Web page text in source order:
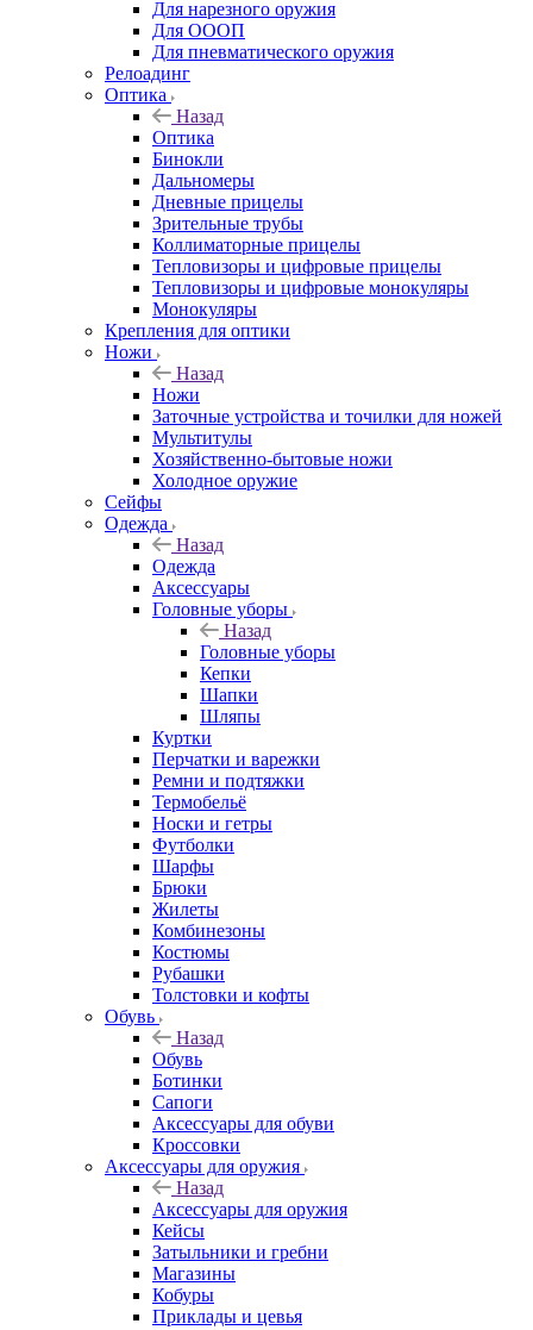
Для нарезного оружия
Для ОООП
Для пневматического оружия
Релоадинг
Оптика
Назад
Оптика
Бинокли
Дальномеры
Дневные прицелы
Зрительные трубы
Коллиматорные прицелы
Тепловизоры и цифровые прицелы
Тепловизоры и цифровые монокуляры
Монокуляры
Крепления для оптики
Ножи
Назад
Ножи
Заточные устройства и точилки для ножей
Мультитулы
Хозяйственно-бытовые ножи
Холодное оружие
Сейфы
Одежда
Назад
Одежда
Аксессуары
Головные уборы
Назад
Головные уборы
Кепки
Шапки
Шляпы
Куртки
Перчатки и варежки
Ремни и подтяжки
Термобельё
Носки и гетры
Футболки
Шарфы
Брюки
Жилеты
Комбинезоны
Костюмы
Рубашки
Толстовки и кофты
Обувь
Назад
Обувь
Ботинки
Сапоги
Аксессуары для обуви
Кроссовки
Аксессуары для оружия
Назад
Аксессуары для оружия
Кейсы
Затыльники и гребни
Магазины
Кобуры
Приклады и цевья